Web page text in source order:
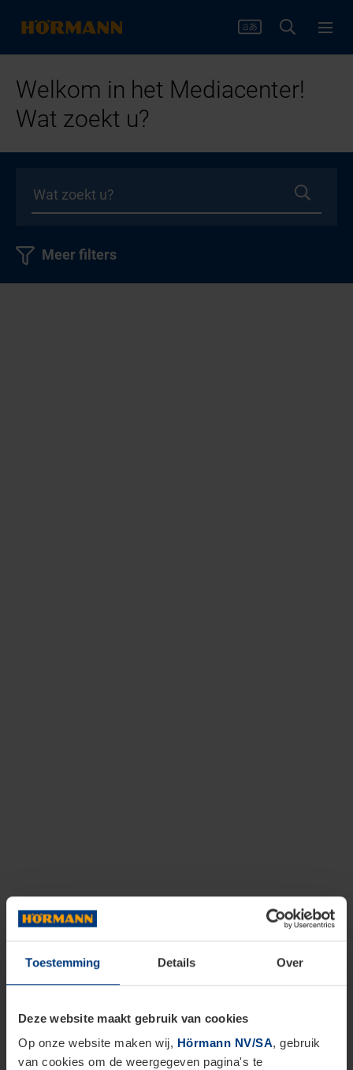
Toestemming Details Over
Deze website maakt gebruik van cookies
Op onze website maken wij, Hörmann NV/SA, gebruik
van cookies om de weergegeven pagina's te
Welkom in het Mediacenter!
Wat zoekt u?
Meer filters